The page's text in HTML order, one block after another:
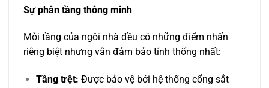
Sự phân tầng thông minh
Mỗi tầng của ngôi nhà đều có những điểm nhấn
riêng biệt nhưng vẫn đảm bảo tính thống nhất:
Tầng trệt: Được bảo vệ bởi hệ thống cổng sắt